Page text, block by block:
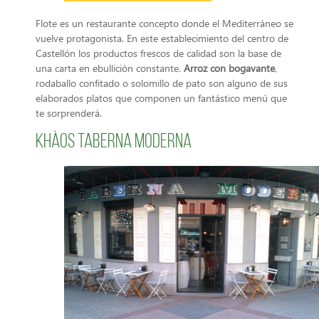
Flote es un restaurante concepto donde el Mediterráneo se
vuelve protagonista. En este establecimiento del centro de
Castellón los productos frescos de calidad son la base de
una carta en ebullición constante. Arroz con bogavante,
rodaballo confitado o solomillo de pato son alguno de sus
elaborados platos que componen un fantástico menú que
te sorprenderá.
Khàos Taberna Moderna